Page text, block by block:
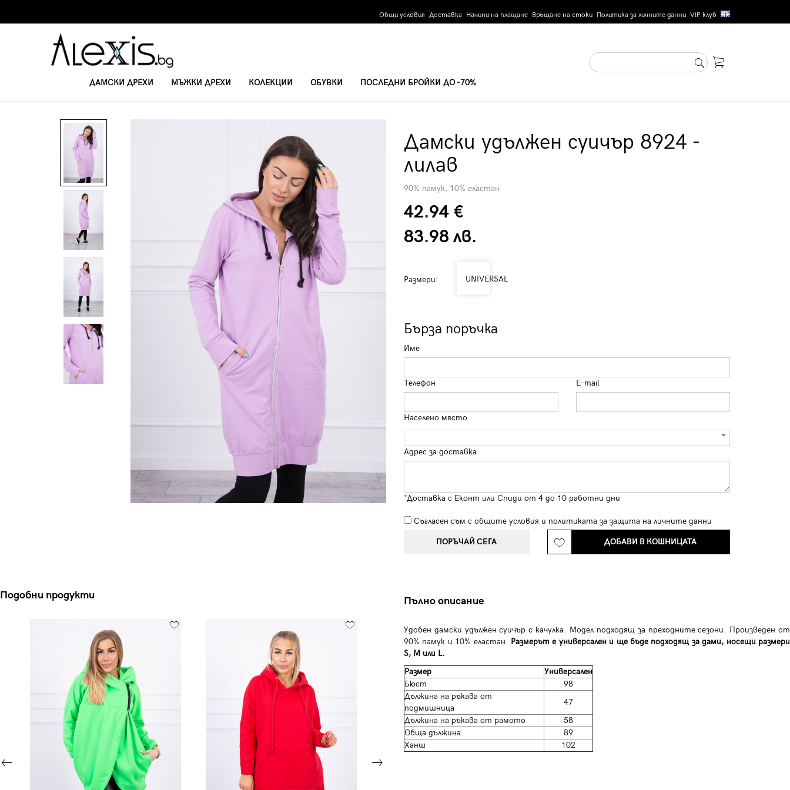
Общи условия Доставка Начини на плащане Връщане на стоки Политика за личните данни VIP клуб
ДАМСКИ ДРЕХИ МЪЖКИ ДРЕХИ КОЛЕКЦИИ ОБУВКИ ПОСЛЕДНИ БРОЙКИ ДО -70%
Дамски удължен суичър 8924 -
лилав
90% памук, 10% еластан
42.94 €
83.98 лв.
Размери: UNIVERSAL
Бърза поръчка
Име
Телефон E-mail
Населено място
Адрес за доставка
*Доставка с Еконт или Спиди от 4 до 10 работни дни
Съгласен съм с общите условия и политиката за защита на личните данни
ПОРЪЧАЙ СЕГА ДОБАВИ В КОШНИЦАТА
Подобни продукти Пълно описание
Удобен дамски удължен суичър с качулка. Модел подходящ за преходните сезони. Произведен от
90% памук и 10% еластан. Размерът е универсален и ще бъде подходящ за дами, носещи размери
S, M или L.
Размер
Универсален
Бюст
98
Дължина на ръкава от
подмишница
47
Дължина на ръкава от рамото
58
Обща дължина
89
Ханш
102